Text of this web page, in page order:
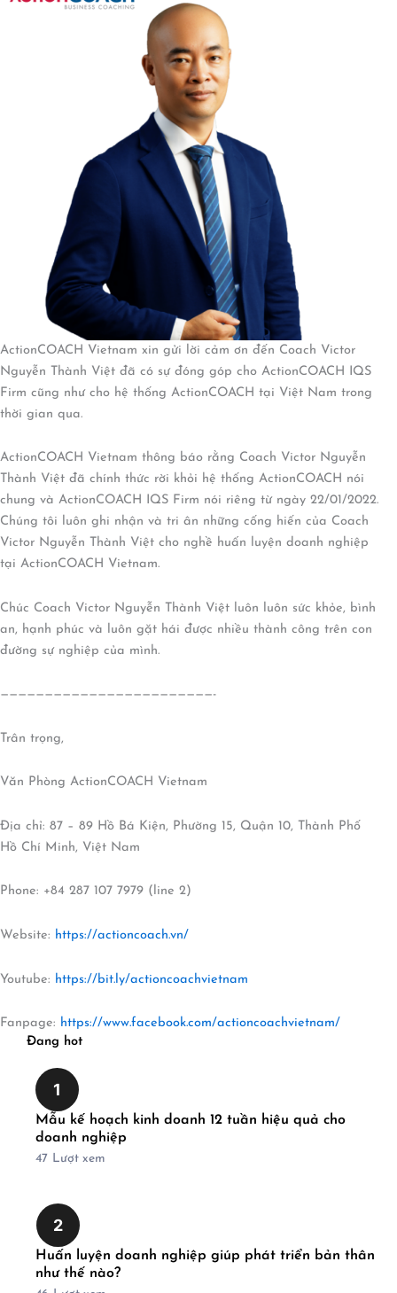
Đang hot
1
Mẫu kế hoạch kinh doanh 12 tuần hiệu quả cho
doanh nghiệp
47 Lượt xem
2
Huấn luyện doanh nghiệp giúp phát triển bản thân
như thế nào?
ActionCOACH Vietnam xin gửi lời cảm ơn đến Coach Victor
Nguyễn Thành Việt đã có sự đóng góp cho ActionCOACH IQS
Firm cũng như cho hệ thống ActionCOACH tại Việt Nam trong
thời gian qua.
ActionCOACH Vietnam thông báo rằng Coach Victor Nguyễn
Thành Việt đã chính thức rời khỏi hệ thống ActionCOACH nói
chung và ActionCOACH IQS Firm nói riêng từ ngày 22/01/2022.
Chúng tôi luôn ghi nhận và tri ân những cống hiến của Coach
Victor Nguyễn Thành Việt cho nghề huấn luyện doanh nghiệp
tại ActionCOACH Vietnam.
Chúc Coach Victor Nguyễn Thành Việt luôn luôn sức khỏe, bình
an, hạnh phúc và luôn gặt hái được nhiều thành công trên con
đường sự nghiệp của mình.
————————————————————————-
Trân trọng,
Văn Phòng ActionCOACH Vietnam
Địa chỉ: 87 – 89 Hồ Bá Kiện, Phường 15, Quận 10, Thành Phố
Hồ Chí Minh, Việt Nam
Phone: +84 287 107 7979 (line 2)
Website: https://actioncoach.vn/
Youtube: https://bit.ly/actioncoachvietnam
Fanpage: https://www.facebook.com/actioncoachvietnam/